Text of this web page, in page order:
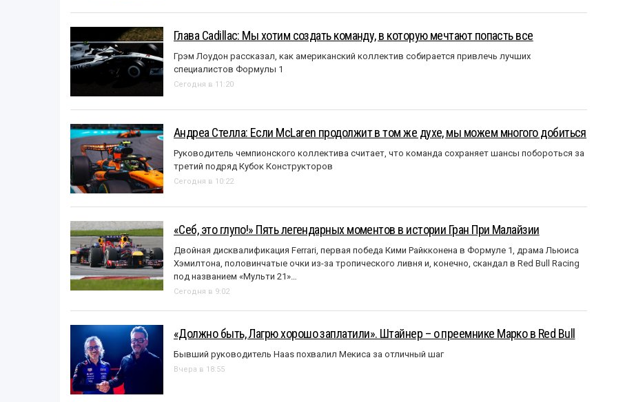
Глава Cadillac: Мы хотим создать команду, в которую мечтают попасть все
Грэм Лоудон рассказал, как американский коллектив собирается привлечь лучших
специалистов Формулы 1
Сегодня в 11:20
Андреа Стелла: Если McLaren продолжит в том же духе, мы можем многого добиться
Руководитель чемпионского коллектива считает, что команда сохраняет шансы побороться за
третий подряд Кубок Конструкторов
Сегодня в 10:22
«Себ, это глупо!» Пять легендарных моментов в истории Гран При Малайзии
Двойная дисквалификация Ferrari, первая победа Кими Райкконена в Формуле 1, драма Льюиса
Хэмилтона, половинчатые очки из-за тропического ливня и, конечно, скандал в Red Bull Racing
под названием «Mульти 21»…
Сегодня в 9:02
«Должно быть, Лагрю хорошо заплатили». Штайнер – о преемнике Марко в Red Bull
Бывший руководитель Haas похвалил Мекиса за отличный шаг
Вчера в 18:55